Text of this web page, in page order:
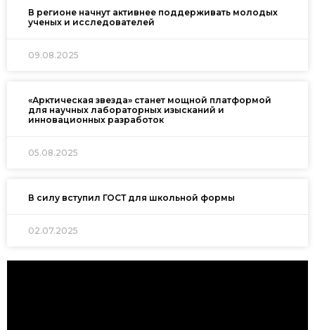
В регионе начнут активнее поддерживать молодых
ученых и исследователей
09.08.2025
«Арктическая звезда» станет мощной платформой
для научных лабораторных изысканий и
инновационных разработок
05.08.2025
В силу вступил ГОСТ для школьной формы
02.07.2025